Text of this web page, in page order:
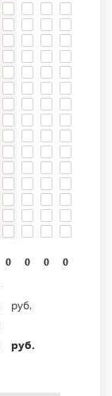
0 0 0 0
руб.
руб.